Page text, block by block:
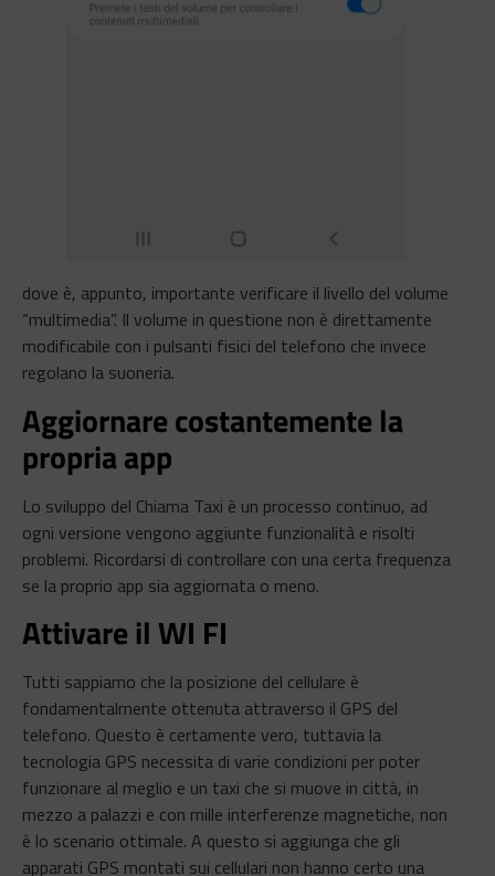
dove è, appunto, importante verificare il livello del volume
“multimedia”. Il volume in questione non è direttamente
modificabile con i pulsanti fisici del telefono che invece
regolano la suoneria.
Aggiornare costantemente la
propria app
Lo sviluppo del Chiama Taxi è un processo continuo, ad
ogni versione vengono aggiunte funzionalità e risolti
problemi. Ricordarsi di controllare con una certa frequenza
se la proprio app sia aggiornata o meno.
Attivare il WI FI
Tutti sappiamo che la posizione del cellulare è
fondamentalmente ottenuta attraverso il GPS del
telefono. Questo è certamente vero, tuttavia la
tecnologia GPS necessita di varie condizioni per poter
funzionare al meglio e un taxi che si muove in città, in
mezzo a palazzi e con mille interferenze magnetiche, non
è lo scenario ottimale. A questo si aggiunga che gli
apparati GPS montati sui cellulari non hanno certo una